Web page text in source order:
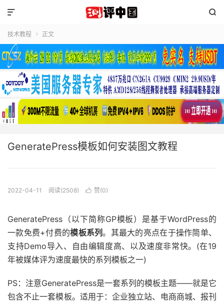


技术教程  正文
GeneratePress模板如何安装图文教程
2022-04-11 阅读(2508)  赞(0)
GeneratePress（以下简称GP模板）是基于WordPress的
一款免费+付费的模板系列。其最大的亮点在于操作简单、
支持Demo导入、自由编辑度高、以及速度非常快。(在19
年被媒体评为速度最快的系列模板之一)
PS：注意GeneratePress是一套系列的模板主题——就是它
包含不止一套模板。适用于：企业独立站、电商商城、报刊